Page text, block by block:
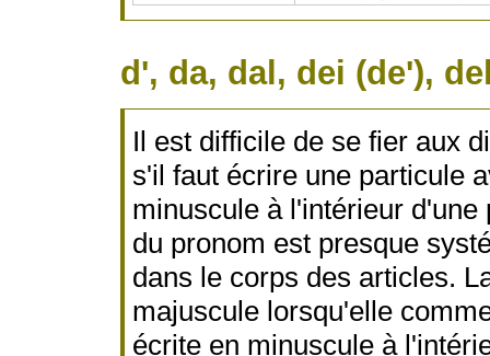
d', da, dal, dei (de'),
Il est difficile de se fier aux
s'il faut écrire une particule
minuscule à l'intérieur
du pronom est presque
dans le corps des articles.
majuscule lorsqu'elle
écrite en minuscule à